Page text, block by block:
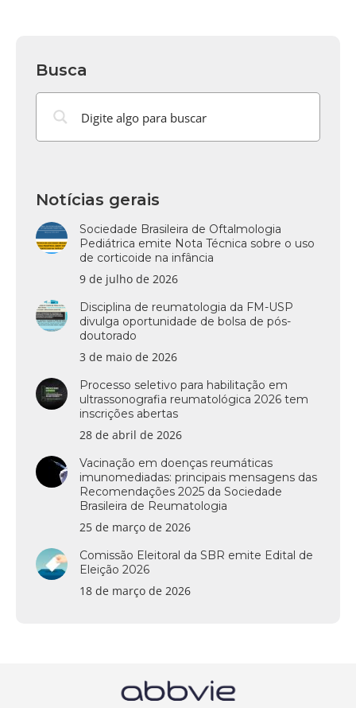
Busca
Notícias gerais
Sociedade Brasileira de Oftalmologia
Pediátrica emite Nota Técnica sobre o uso
de corticoide na infância
9 de julho de 2026
Disciplina de reumatologia da FM-USP
divulga oportunidade de bolsa de pós-
doutorado
3 de maio de 2026
Processo seletivo para habilitação em
ultrassonografia reumatológica 2026 tem
inscrições abertas
28 de abril de 2026
Vacinação em doenças reumáticas
imunomediadas: principais mensagens das
Recomendações 2025 da Sociedade
Brasileira de Reumatologia
25 de março de 2026
Comissão Eleitoral da SBR emite Edital de
Eleição 2026
18 de março de 2026